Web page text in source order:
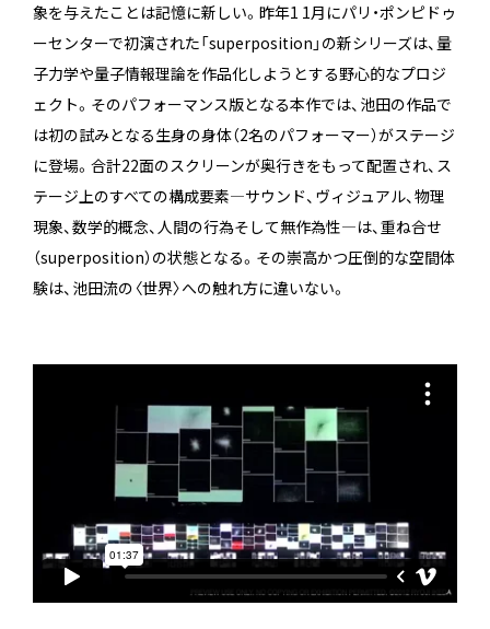
象を与えたことは記憶に新しい。昨年1 1月にパリ・ポンピドゥ
ーセンターで初演された「superposition」の新シリーズは、量
子力学や量子情報理論を作品化しようとする野心的なプロジ
ェクト。そのパフォーマンス版となる本作では、池田の作品で
は初の試みとなる生身の身体（2名のパフォーマー）がステージ
に登場。合計22面のスクリーンが奥行きをもって配置され、ス
テージ上のすべての構成要素―サウンド、ヴィジュアル、物理
現象、数学的概念、人間の行為そして無作為性―は、重ね合せ
（superposition）の状態となる。その崇高かつ圧倒的な空間体
験は、池田流の〈世界〉への触れ方に違いない。